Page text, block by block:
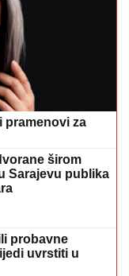
pramenovi za
širom
Sarajevu publika
probavne
uvrstiti u